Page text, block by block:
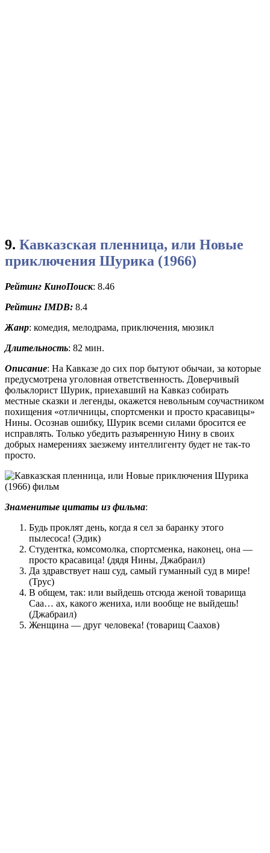
9. Кавказская пленница, или Новые
приключения Шурика (1966)
Рейтинг КиноПоиск: 8.46
Рейтинг IMDB: 8.4
Жанр: комедия, мелодрама, приключения, мюзикл
Длительность: 82 мин.
Описание: На Кавказе до сих пор бытуют обычаи, за которые
предусмотрена уголовная ответственность. Доверчивый
фольклорист Шурик, приехавший на Кавказ собирать
местные сказки и легенды, окажется невольным соучастником
похищения «отличницы, спортсменки и просто красавицы»
Нины. Осознав ошибку, Шурик всеми силами бросится ее
исправлять. Только убедить разъяренную Нину в своих
добрых намерениях заезжему интеллигенту будет не так-то
просто.
Знаменитые цитаты из фильма:
Будь проклят день, когда я сел за баранку этого
пылесоса! (Эдик)
Студентка, комсомолка, спортсменка, наконец, она —
просто красавица! (дядя Нины, Джабраил)
Да здравствует наш суд, самый гуманный суд в мире!
(Трус)
В общем, так: или выйдешь отсюда женой товарища
Саа… ах, какого жениха, или вообще не выйдешь!
(Джабраил)
Женщина — друг человека! (товарищ Саахов)